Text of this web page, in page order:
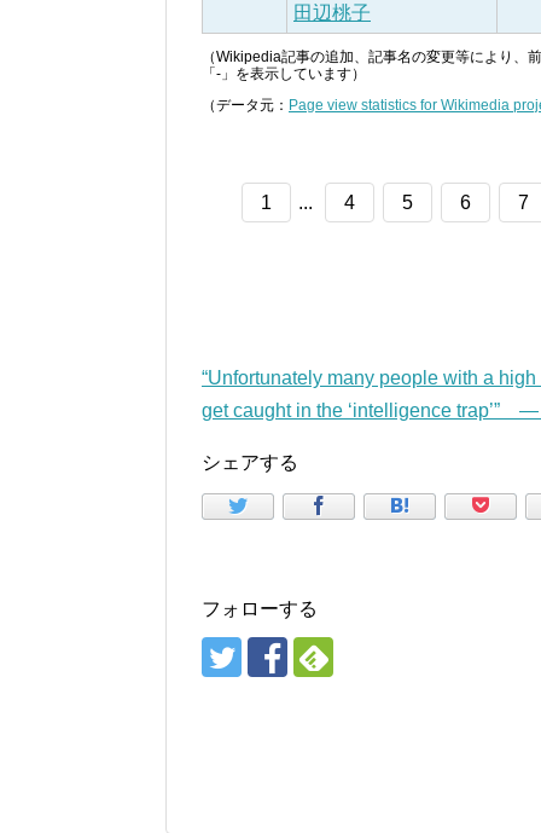
田辺桃子
（Wikipedia記事の追加、記事名の変更等により
「-」を表示しています）
（データ元： Page view statistics for Wikimedia
1 ... 4 5 6 7
“Unfortunately many people with a
get caught in the ‘intelligence trap’”
シェアする
フォローする